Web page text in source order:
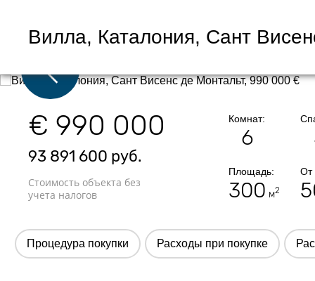
€ 990 000
93 891 600 руб.
Стоимость объекта без
учета налогов
Комнат:
6
Площадь:
300 м2
От
Процедура покупки Расходы при покупке